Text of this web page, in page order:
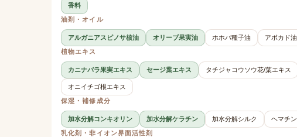
香料
油剤・オイル
アルガニアスピノサ核油 オリーブ果実油 ホホバ種子油 アボカド油
植物エキス
カニナバラ果実エキス セージ葉エキス タチジャコウソウ花/葉エキス
オニイチゴ根エキス
保湿・補修成分
加水分解コンキオリン 加水分解ケラチン 加水分解シルク
ヘマチン
乳化剤・非イオン界面活性剤